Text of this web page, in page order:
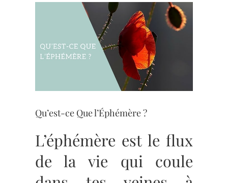
Qu’est-ce Que l’Éphémère ?
L’éphémère est le flux
de la vie qui coule